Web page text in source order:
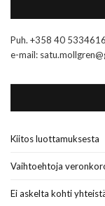
Puh. +358 40 5334616
e-mail:
Kiitos luottamuksesta
Vaihtoehtoja
Ei askelta kohti